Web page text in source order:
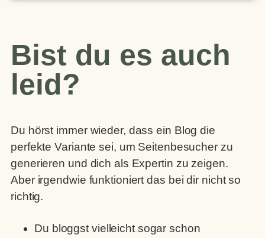
Bist du es auch
leid?
Du hörst immer wieder, dass ein Blog die
perfekte Variante sei, um Seitenbesucher zu
generieren und dich als Expertin zu zeigen.
Aber irgendwie funktioniert das bei dir nicht so
richtig.
Du bloggst vielleicht sogar schon